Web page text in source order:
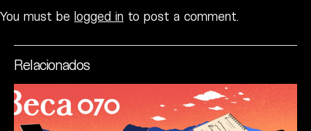
You must be logged in to post a comment.
Relacionados